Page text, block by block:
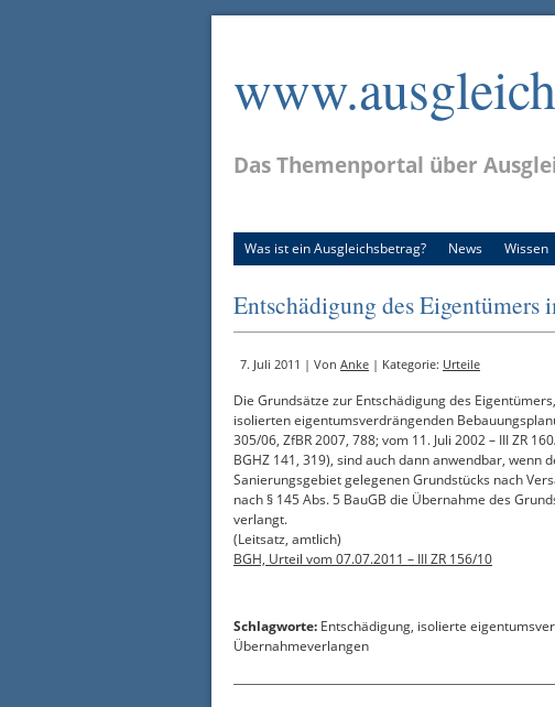
Das Themenportal über
Was ist ein Ausgleichsbetrag? News Wissen
Entschädigung des Eigentümers
7. Juli 2011 | Von Anke | Kategorie: Urteile
Die Grundsätze zur Entschädigung des
isolierten eigentumsverdrängenden
305/06, ZfBR 2007, 788; vom 11. Juli 2002 – III ZR
BGHZ 141, 319), sind auch dann anwendbar,
Sanierungsgebiet gelegenen Grundstücks nach
nach § 145 Abs. 5 BauGB die Übernahme des
verlangt.
(Leitsatz, amtlich)
BGH, Urteil vom 07.07.2011 – III ZR 156/10
Schlagworte: Entschädigung, isolierte
Übernahmeverlangen